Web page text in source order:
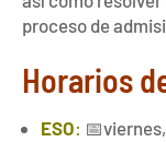
proceso de
Horarios
ESO: